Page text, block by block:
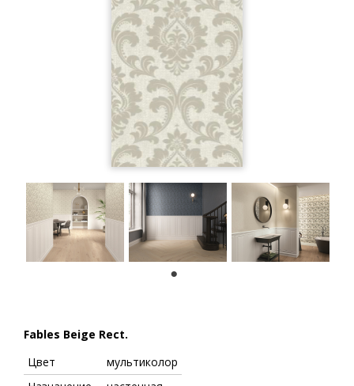
Fables Beige Rect.
Цвет
мультиколор